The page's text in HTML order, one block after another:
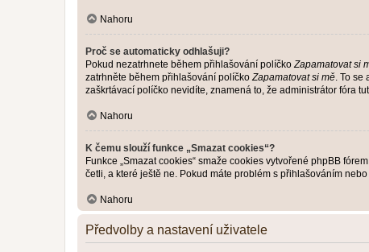
Nahoru
Proč se automaticky odhlašuji?
Pokud nezatrhnete během přihlašování políčkoZapamatovat si
zatrhněte během přihlašování políčkoZapamatovat si mě. To se
zaškrtávací políčko nevidíte, znamená to, že administrátor fóra
Nahoru
K čemu slouží funkce „Smazat cookies“?
Funkce „Smazat cookies“ smaže cookies vytvořené phpBB
četli, a které ještě ne. Pokud máte problém s přihlašováním
Nahoru
Předvolby a nastavení uživatele